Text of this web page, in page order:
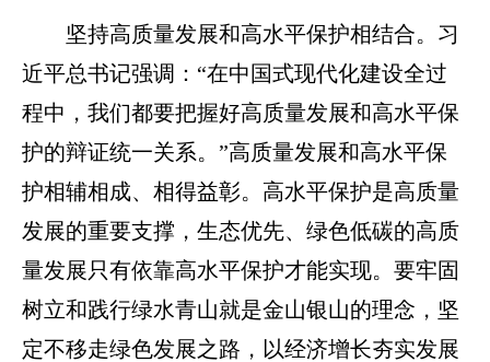
坚持高质量发展和高水平保护相结合。习
近平总书记强调：“在中国式现代化建设全过
程中，我们都要把握好高质量发展和高水平保
护的辩证统一关系。”高质量发展和高水平保
护相辅相成、相得益彰。高水平保护是高质量
发展的重要支撑，生态优先、绿色低碳的高质
量发展只有依靠高水平保护才能实现。要牢固
树立和践行绿水青山就是金山银山的理念，坚
定不移走绿色发展之路，以经济增长夯实发展